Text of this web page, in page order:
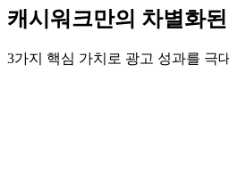
캐시워크만의 차별화된
3가지 핵심 가치로 광고 성과를 극